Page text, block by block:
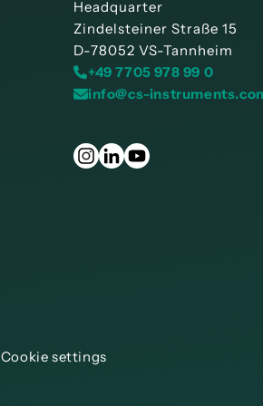
Headquarter
Zindelsteiner Straße 15
D-78052 VS-Tannheim
+49 7705 978 99 0
info@cs-
Cookie settings